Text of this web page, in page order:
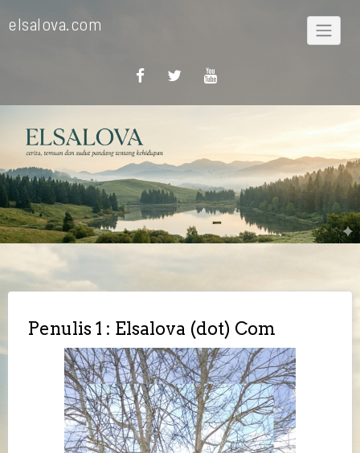
toelsalova.com
Penulis 1 : Elsalova (dot) Com